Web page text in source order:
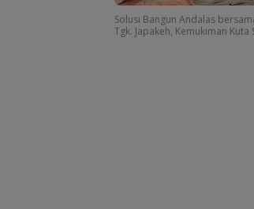
Solusi Bangun Andalas
Tgk. Japakeh, Kemukiman